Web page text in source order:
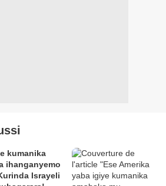
kumanika
ihanganyemo
Israyeli